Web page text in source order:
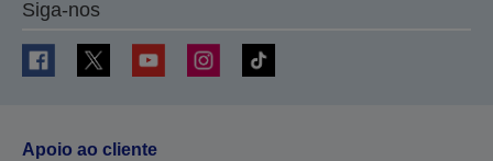
Siga-nos
Apoio ao cliente